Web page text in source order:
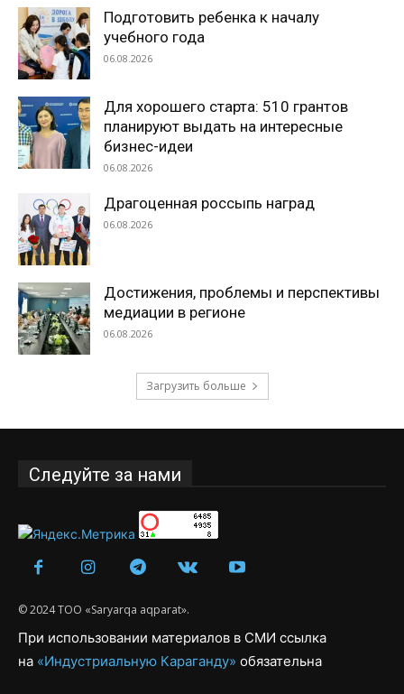
Подготовить ребенка к началу
учебного года
06.08.2026
Для хорошего старта: 510 грантов
планируют выдать на интересные
бизнес-идеи
06.08.2026
Драгоценная россыпь наград
06.08.2026
Достижения, проблемы и перспективы
медиации в регионе
06.08.2026
Загрузить больше
Следуйте за нами
© 2024 ТОО «Saryarqa aqparat».
При использовании материалов в СМИ ссылка
на «Индустриальную Караганду» обязательна